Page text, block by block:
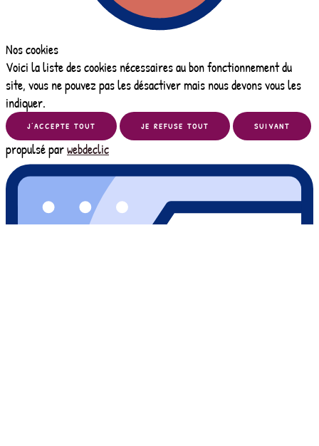
Nos cookies
Voici la liste des cookies nécessaires au bon fonctionnement du
site, vous ne pouvez pas les désactiver mais nous devons vous les
indiquer.
J’ACCEPTE TOUT JE REFUSE TOUT SUIVANT
propulsé parwebdeclic